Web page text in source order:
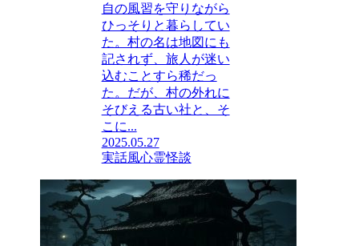
自の風習を守りながら
ひっそりと暮らしてい
た。村の名は地図にも
記されず、旅人が迷い
込むことすら稀だっ
た。だが、村の外れに
そびえる古い社と、そ
こに...
2025.05.27
実話風心霊怪談